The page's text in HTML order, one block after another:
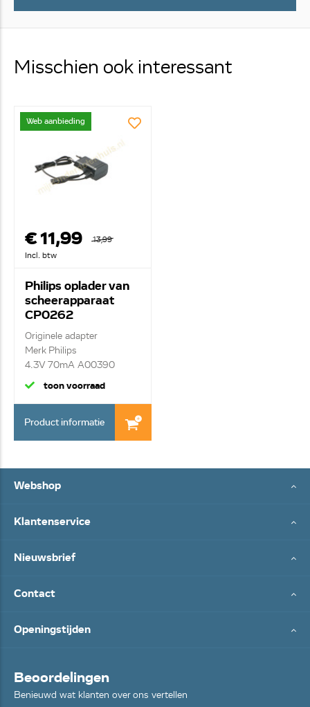
Misschien ook interessant
Web aanbieding
€ 11,99
13,99
Incl. btw
Philips oplader van
scheerapparaat
CP0262
300009360581
Originele adapter
Merk Philips
4.3V 70mA A00390
toon voorraad
Product informatie
Webshop
Klantenservice
Nieuwsbrief
Contact
Openingstijden
Beoordelingen
Benieuwd wat klanten over ons vertellen